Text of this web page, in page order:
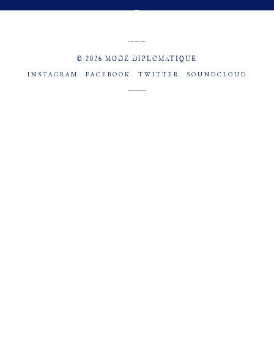
© 2026 MODE DIPLOMATIQUE
INSTAGRAM FACEBOOK TWITTER SOUNDCLOUD